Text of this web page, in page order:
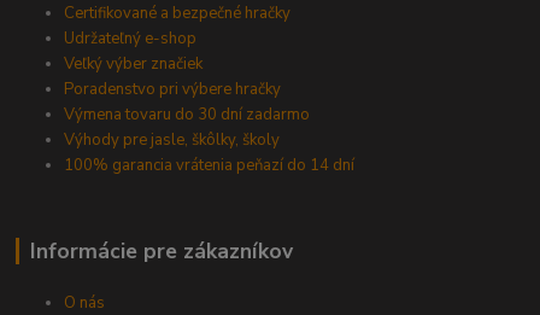
Certifikované a bezpečné hračky
Udržateľný e-shop
Veľký výber značiek
Poradenstvo pri výbere hračky
Výmena tovaru do 30 dní zadarmo
Výhody pre jasle, škôlky, školy
100% garancia vrátenia peňazí do 14 dní
Informácie pre zákazníkov
O nás